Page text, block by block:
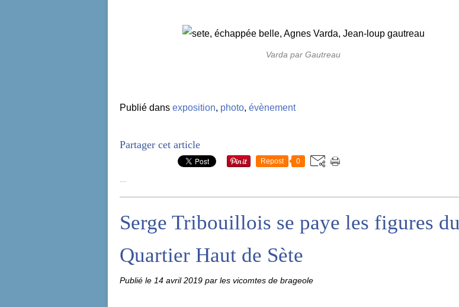
Varda par Gautreau
Publié dans exposition, photo, évènement
Partager cet article
Repost 0
Serge Tribouillois se paye les figures du
Quartier Haut de Sète
Publié le 14 avril 2019 par les vicomtes de brageole